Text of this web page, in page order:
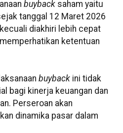
buyback saham yaitu
tanggal 12 Maret 2026
diakhiri lebih cepat
ketentuan
buyback ini tidak
bagi kinerja keuangan dan
Perseroan akan
dinamika pasar dalam